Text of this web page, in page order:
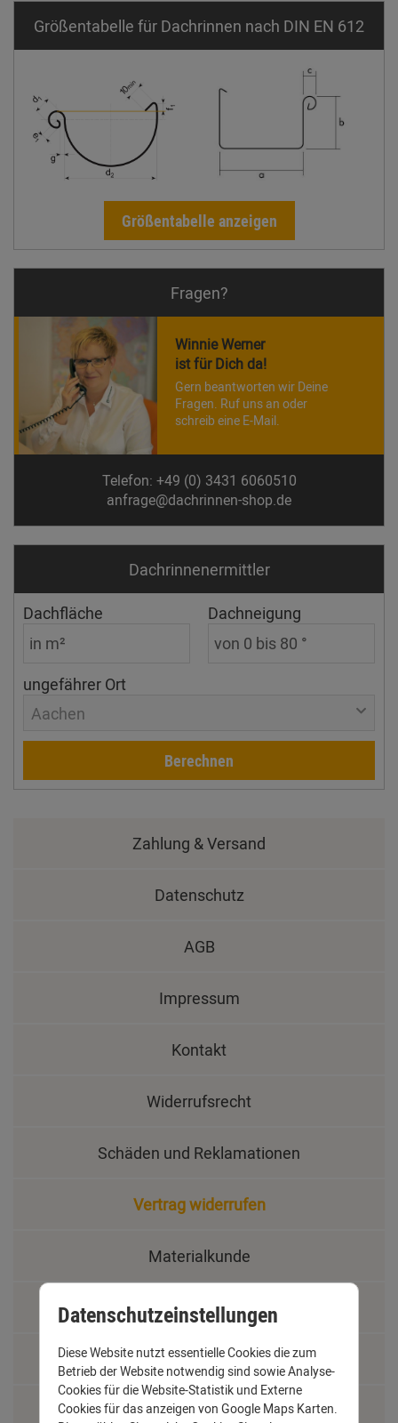
Größentabelle für Dachrinnen nach DIN EN 612
Größentabelle anzeigen
Fragen?
Winnie Werner
ist für Dich da!
Gern beantworten wir Deine
Fragen. Ruf uns an oder
schreib eine E-Mail.
Telefon: +49 (0) 3431 6060510
anfrage@dachrinnen-shop.de
Dachrinnen­ermittler
Dachfläche Dachneigung
ungefährer Ort
Aachen
Berechnen
Zahlung & Versand
Datenschutz
AGB
Impressum
Kontakt
Widerrufsrecht
Schäden und Reklamationen
Vertrag widerrufen
Materialkunde
Fachbegriffe
Jobs
Montage und Installationshilfen
Datenschutzeinstellungen
Diese Website nutzt essentielle Cookies die zum
Betrieb der Website notwendig sind sowie Analyse-
Cookies für die Website-Statistik und Externe
Cookies für das anzeigen von Google Maps Karten.